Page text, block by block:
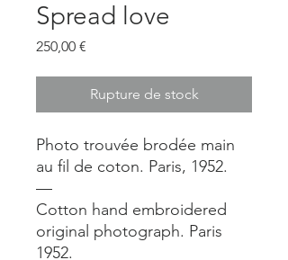
Spread love
250,00 €
Rupture de stock
Photo trouvée brodée main
au fil de coton. Paris, 1952.
—
Cotton hand embroidered
original photograph. Paris
1952.